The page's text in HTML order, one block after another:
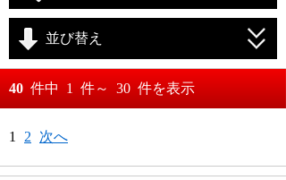
月 日
並び替え
おすすめ順
料金が高い順
40 件中 1 件～ 30 件を表示
1 2 次へ